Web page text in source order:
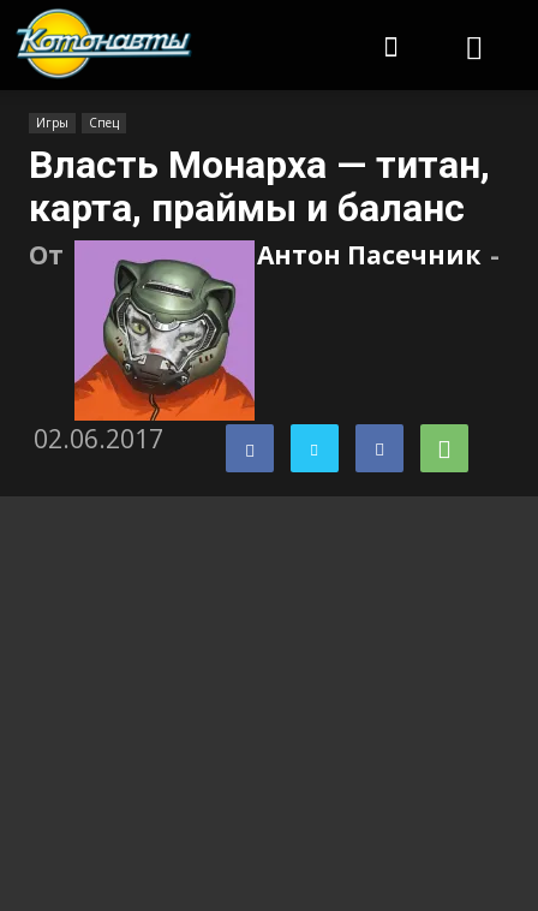
Игры Спец
Власть Монарха — титан,
карта, праймы и баланс
От Антон Пасечник -
02.06.2017